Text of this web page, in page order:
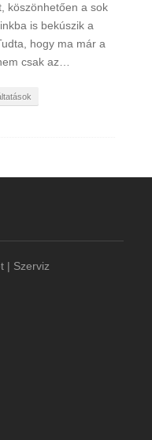
köszönhetően a sok
is bekúszik a
hogy ma már a
csak az…
| Szerviz